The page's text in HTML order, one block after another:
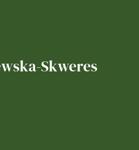
Skweres